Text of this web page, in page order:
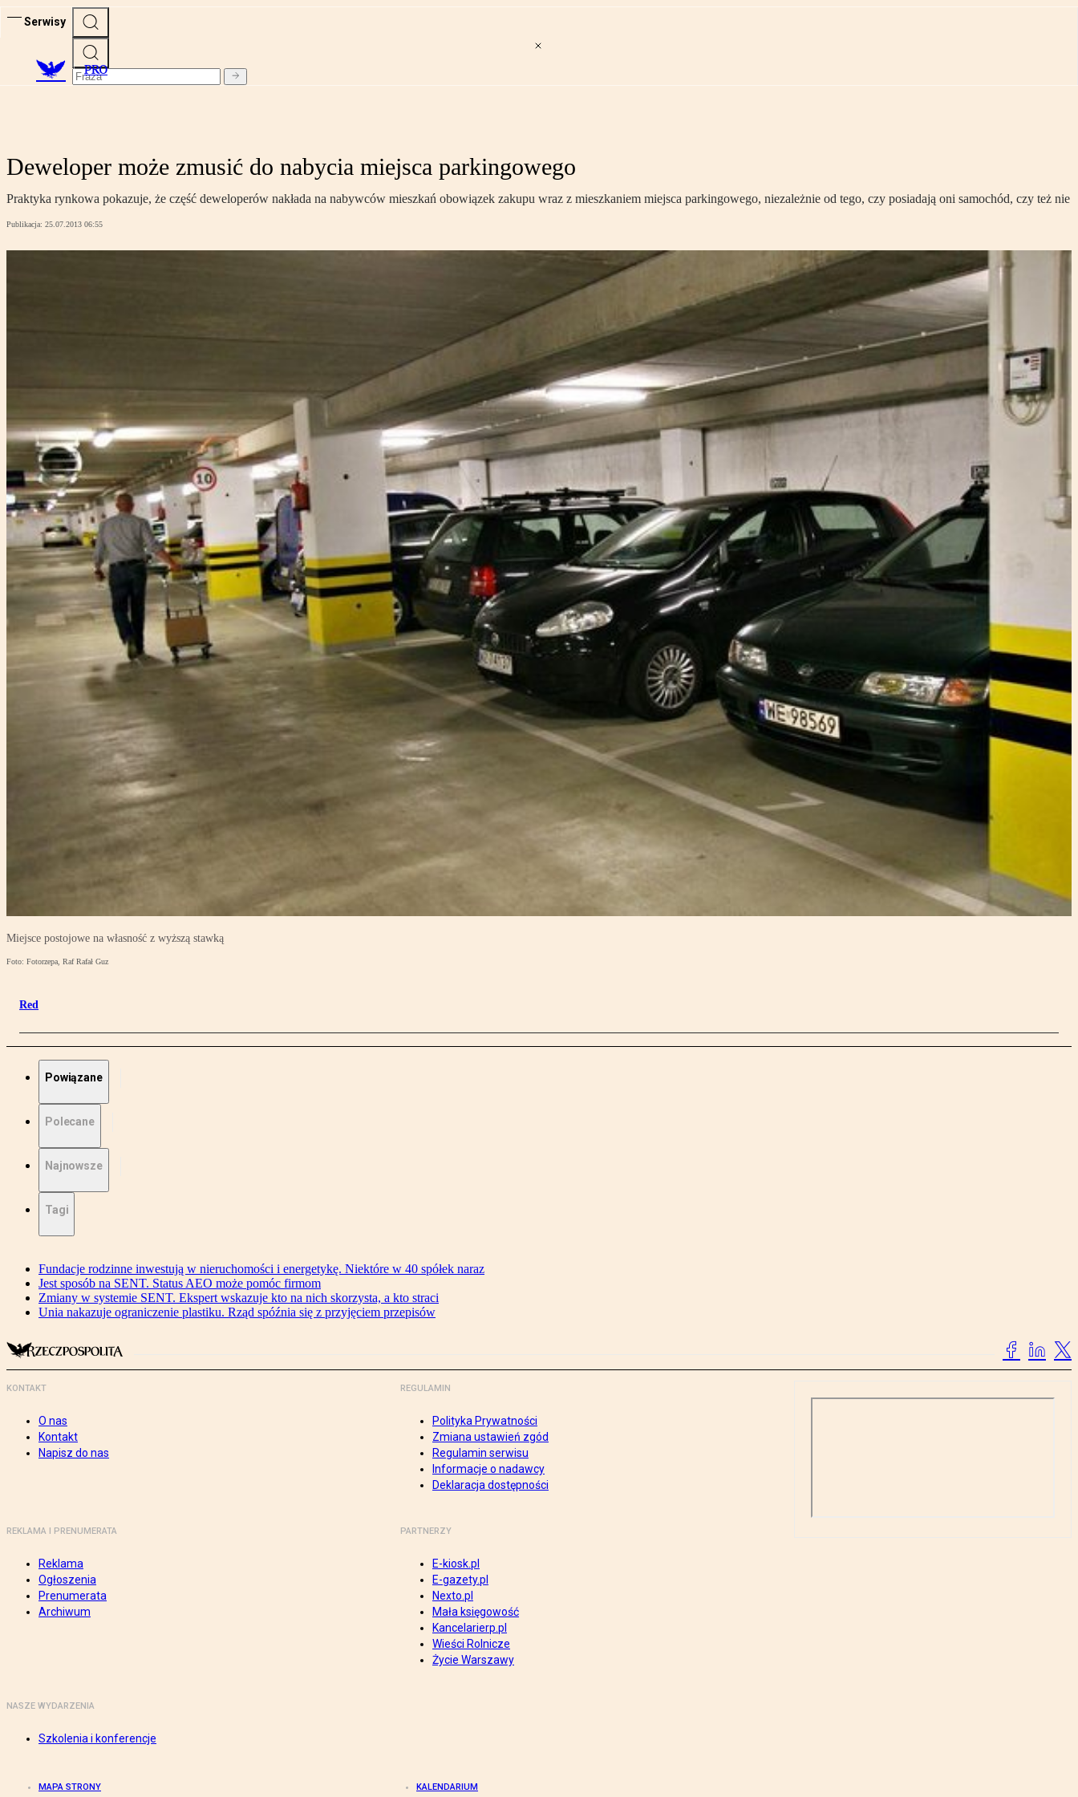
Serwisy
PRO
Deweloper może zmusić do nabycia miejsca parkingowego
Praktyka rynkowa pokazuje, że część deweloperów nakłada na nabywców mieszkań obowiązek zakupu wraz z mieszkaniem miejsca parkingowego, niezależnie od tego, czy posiadają oni samochód, czy też nie
Publikacja: 25.07.2013 06:55
Miejsce postojowe na własność z wyższą stawką
Foto: Fotorzepa, Raf Rafał Guz
Red
Powiązane
Polecane
Najnowsze
Tagi
Fundacje rodzinne inwestują w nieruchomości i energetykę. Niektóre w 40 spółek naraz
Jest sposób na SENT. Status AEO może pomóc firmom
Zmiany w systemie SENT. Ekspert wskazuje kto na nich skorzysta, a kto straci
Unia nakazuje ograniczenie plastiku. Rząd spóźnia się z przyjęciem przepisów
KONTAKT
O nas
Kontakt
Napisz do nas
REGULAMIN
Polityka Prywatności
Zmiana ustawień zgód
Regulamin serwisu
Informacje o nadawcy
Deklaracja dostępności
REKLAMA I PRENUMERATA
Reklama
Ogłoszenia
Prenumerata
Archiwum
PARTNERZY
E-kiosk.pl
E-gazety.pl
Nexto.pl
Mała księgowość
Kancelarierp.pl
Wieści Rolnicze
Życie Warszawy
NASZE WYDARZENIA
Szkolenia i konferencje
MAPA STRONY KALENDARIUM